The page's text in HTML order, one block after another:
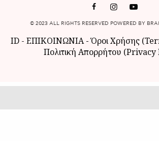
© 2023 ALL RIGHTS RESERVED POWERED BY
ID- ΕΠΙΚΟΙΝΩΝΙΑ-Όροι Χρήσης
Πολιτική Απορρήτου